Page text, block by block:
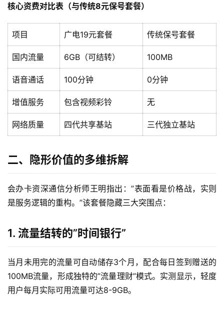
核心资费对比表（与传统8元保号套餐）
项目 广电19元套餐 传统保号套餐
国内流量 6GB（可结转） 100MB
语音通话 100分钟 0分钟
增值服务 包含视频彩铃 无
网络质量 四代共享基站 三代独立基站
二、隐形价值的多维拆解
会办卡资深通信分析师王明指出：”表面看是价格战，实则
是服务逻辑的重构。”该套餐隐藏三大突围点：
1. 流量结转的”时间银行”
当月未用完的流量可自动储存3个月，配合每日签到赠送的
100MB流量，形成独特的”流量理财”模式。实测显示，轻度
用户每月实际可用流量可达8-9GB。